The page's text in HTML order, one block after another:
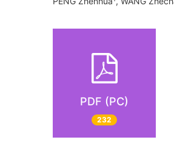
PDF (PC)
232